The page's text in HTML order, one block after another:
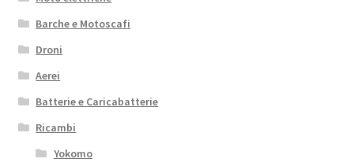
Barche e Motoscafi
Droni
Aerei
Batterie e Caricabatterie
Ricambi
Yokomo